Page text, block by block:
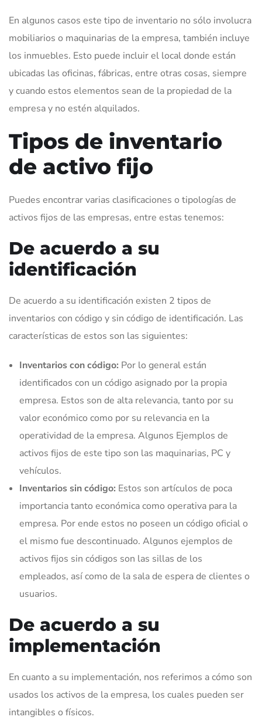
En algunos casos este tipo de inventario no sólo involucra
mobiliarios o maquinarias de la empresa, también incluye
los inmuebles. Esto puede incluir el local donde están
ubicadas las oficinas, fábricas, entre otras cosas, siempre
y cuando estos elementos sean de la propiedad de la
empresa y no estén alquilados.
Tipos de inventario
de activo fijo
Puedes encontrar varias clasificaciones o tipologías de
activos fijos de las empresas, entre estas tenemos:
De acuerdo a su
identificación
De acuerdo a su identificación existen 2 tipos de
inventarios con código y sin código de identificación. Las
características de estos son las siguientes:
Inventarios con código: Por lo general están
identificados con un código asignado por la propia
empresa. Estos son de alta relevancia, tanto por su
valor económico como por su relevancia en la
operatividad de la empresa. Algunos Ejemplos de
activos fijos de este tipo son las maquinarias, PC y
vehículos.
Inventarios sin código: Estos son artículos de poca
importancia tanto económica como operativa para la
empresa. Por ende estos no poseen un código oficial o
el mismo fue descontinuado. Algunos ejemplos de
activos fijos sin códigos son las sillas de los
empleados, así como de la sala de espera de clientes o
usuarios.
De acuerdo a su
implementación
En cuanto a su implementación, nos referimos a cómo son
usados los activos de la empresa, los cuales pueden ser
intangibles o físicos.